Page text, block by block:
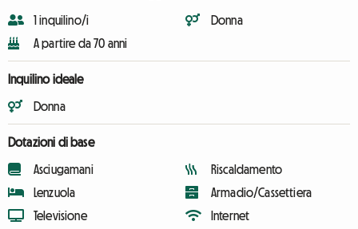
1 inquilino/i
A partire da 70 anni
Donna
Inquilino ideale
Donna
Dotazioni di base
Asciugamani
Lenzuola
Televisione
Riscaldamento
Armadio/Cassettiera
Internet